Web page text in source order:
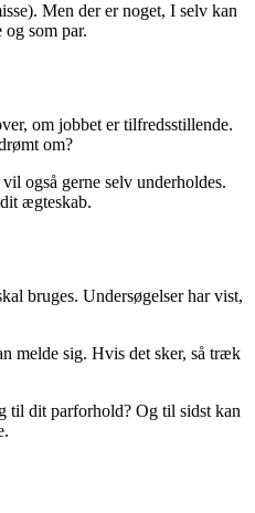
Men der er noget, I selv kan
som par.
om jobbet er tilfredsstillende.
om?
også gerne selv underholdes.
ægteskab.
bruges. Undersøgelser har vist,
melde sig. Hvis det sker, så træk
til dit parforhold? Og til sidst kan